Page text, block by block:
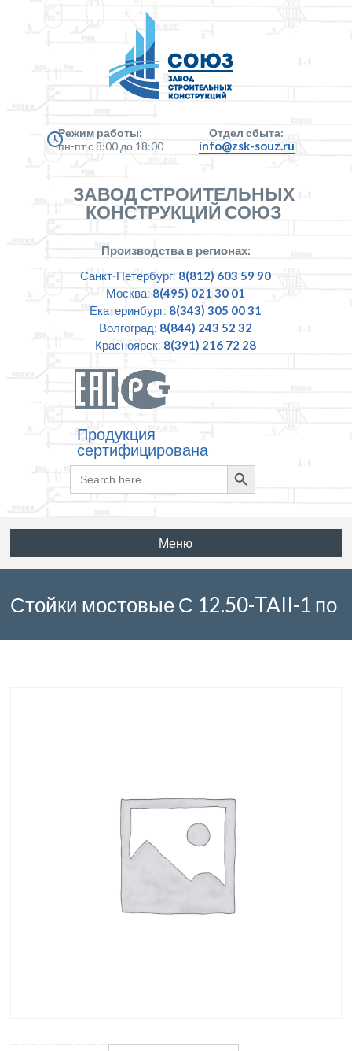
Режим работы:
пн-пт с 8:00 до 18:00
Отдел сбыта:
info@zsk-souz.ru
ЗАВОД СТРОИТЕЛЬНЫХ
КОНСТРУКЦИЙ СОЮЗ
Производства в регионах:
Санкт-Петербург: 8(812) 603 59 90
Москва: 8(495) 021 30 01
Екатеринбург: 8(343) 305 00 31
Волгоград: 8(844) 243 52 32
Красноярск: 8(391) 216 72 28
Продукция
сертифицирована
Search
for:
Search
Button
Меню
Стойки мостовые С 12.50-TAII-1 по